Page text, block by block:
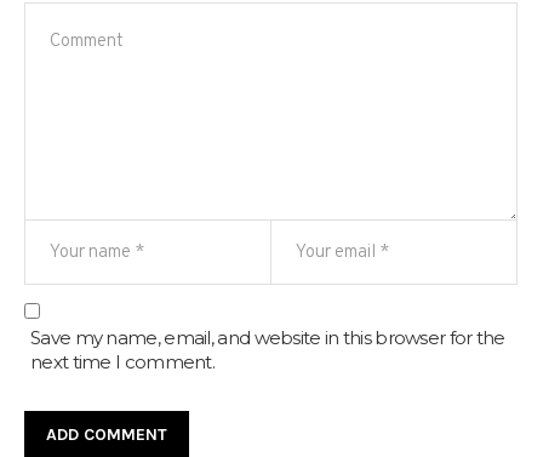
Save my name, email, and website in this browser for the
next time I comment.